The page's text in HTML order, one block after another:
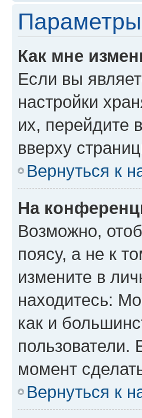
Параметры
Как мне
Если вы
настройки
их, перейдите
вверху
Вернуться к
На
Возможно,
поясу, а не к
измените в
находитесь:
как и
пользователи.
момент
Вернуться к